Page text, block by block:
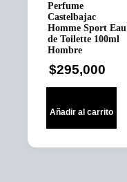
Perfume
Castelbajac
Homme Sport Eau
de Toilette 100ml
Hombre
$295,000
Añadir al carrito